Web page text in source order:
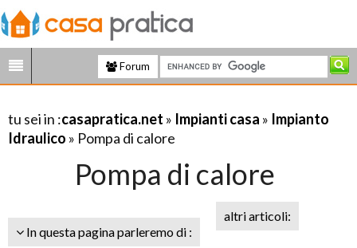
Forum
tu sei in :casapratica.net » Impianti casa » Impianto
Idraulico » Pompa di calore
Pompa di calore
In questa pagina parleremo di :
altri articoli: